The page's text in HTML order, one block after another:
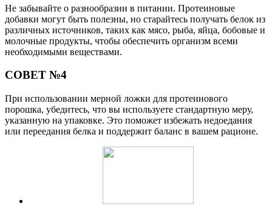
Не забывайте о разнообразии в питании. Протеиновые
добавки могут быть полезны, но старайтесь получать белок из
различных источников, таких как мясо, рыба, яйца, бобовые и
молочные продукты, чтобы обеспечить организм всеми
необходимыми веществами.
СОВЕТ №4
При использовании мерной ложки для протеинового
порошка, убедитесь, что вы используете стандартную меру,
указанную на упаковке. Это поможет избежать недоедания
или переедания белка и поддержит баланс в вашем рационе.